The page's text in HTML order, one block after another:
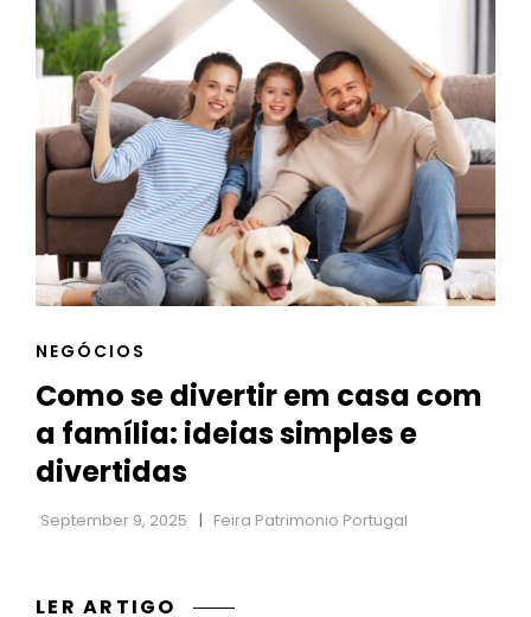
IMÓVEL
EM
PORTUGAL:
ESTRATÉGIAS
PRÁTICAS
E
EFICAZES
CAT
NEGÓCIOS
Como se divertir em casa com
a família: ideias simples e
divertidas
September 9, 2025 Feira Patrimonio Portugal
LER ARTIGO COMO